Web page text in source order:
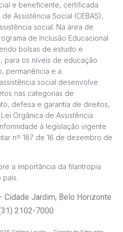
e beneficente, certificada
Assistência Social (CEBAS),
social. Na área de
de Inclusão Educacional
bolsas de estudo e
para os níveis de educação
permanência e a
social desenvolve
nas categorias de
defesa e garantia de direitos,
Orgânica de Assistência
à legislação vigente
nº 187 de 16 de dezembro de
a importância da filantropia
país.
Cidade Jardim, Belo Horizonte
2102-7000